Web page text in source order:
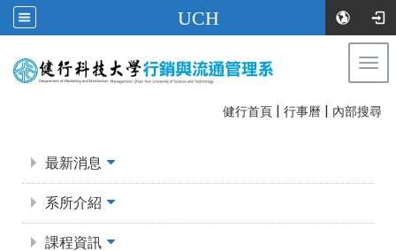
UCH
健行首頁 | 行事曆 | 內部搜尋
最新消息
系所介紹
課程資訊